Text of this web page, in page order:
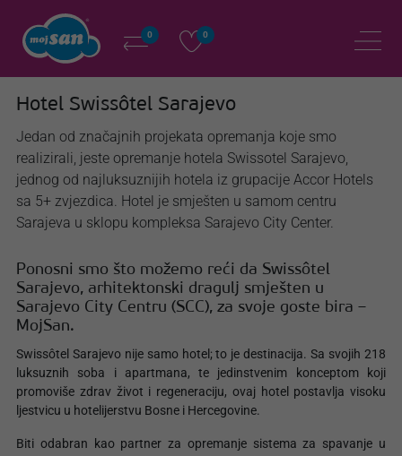
0 0
Hotel Swissôtel Sarajevo
Jedan od značajnih projekata opremanja koje smo
realizirali, jeste opremanje hotela Swissotel Sarajevo,
jednog od najluksuznijih hotela iz grupacije Accor Hotels
sa 5+ zvjezdica. Hotel je smješten u samom centru
Sarajeva u sklopu kompleksa Sarajevo City Center.
Ponosni smo što možemo reći da Swissôtel
Sarajevo, arhitektonski dragulj smješten u
Sarajevo City Centru (SCC), za svoje goste bira –
MojSan.
Swissôtel Sarajevo nije samo hotel; to je destinacija. Sa svojih 218
luksuznih soba i apartmana, te jedinstvenim konceptom koji
promoviše zdrav život i regeneraciju, ovaj hotel postavlja visoku
ljestvicu u hotelijerstvu Bosne i Hercegovine.
Biti odabran kao partner za opremanje sistema za spavanje u